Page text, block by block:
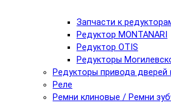
Запчасти к
Редуктор MONTANARI
Редуктор OTIS
Редукторы
Редукторы привода дверей
Реле
Ремни клиновые / Ремни